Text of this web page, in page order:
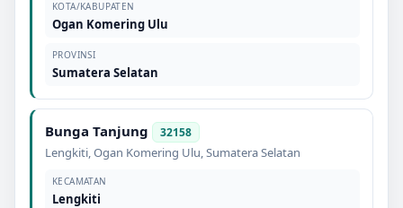
KOTA/KABUPATEN
Ogan Komering Ulu
PROVINSI
Sumatera Selatan
Bunga Tanjung 32158
Lengkiti,Ogan Komering Ulu,Sumatera Selatan
KECAMATAN
Lengkiti